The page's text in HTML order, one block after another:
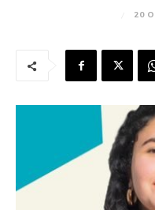
20